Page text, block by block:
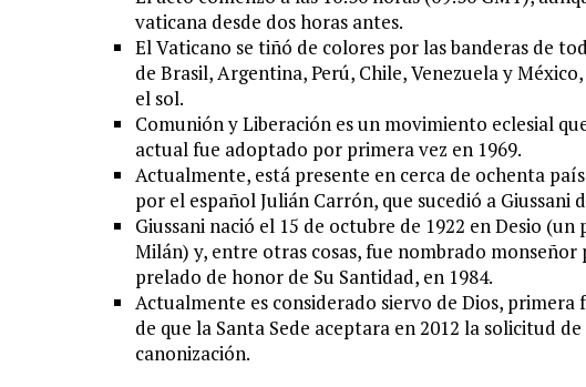
vaticana desde dos horas antes.
El Vaticano se tiñó de colores por las banderas de
de Brasil, Argentina, Perú, Chile, Venezuela y
el sol.
Comunión y Liberación es un movimiento eclesial
actual fue adoptado por primera vez en 1969.
Actualmente, está presente en cerca de ochenta
por el español Julián Carrón, que sucedió a Giussani
Giussani nació el 15 de octubre de 1922 en Desio
Milán) y, entre otras cosas, fue nombrado
prelado de honor de Su Santidad, en 1984.
Actualmente es considerado siervo de Dios, primera
de que la Santa Sede aceptara en 2012 la solicitud
canonización.